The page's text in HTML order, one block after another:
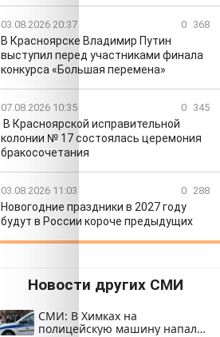
03.08.2026 20:37 0 368
В Красноярске Владимир Путин
выступил перед участниками финала
конкурса «Большая перемена»
07.08.2026 10:35 0 345
В Красноярской исправительной
колонии № 17 состоялась церемония
бракосочетания
03.08.2026 11:03 0 288
Новогодние праздники в 2027 году
будут в России короче предыдущих
Новости других СМИ
СМИ: В Химках на
полицейскую машину напали